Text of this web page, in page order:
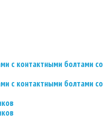
с контактными болтами со
с контактными болтами со